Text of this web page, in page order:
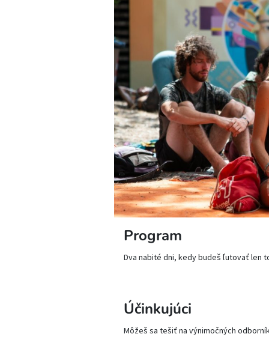
Program
Dva nabité dni, kedy budeš ľutovať len
Účinkujúci
Môžeš sa tešiť na výnimočných